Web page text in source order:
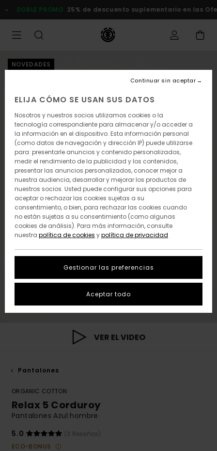
la
DOBLE PROMO 25% de descuento suplementario en las
NOVEDADES
VER EL VIDEO
Pantalones
ORGANIC COTTON
Relax 5 Corduroy
Pantalones Azul hombre
5.0
(3 Reseñas)
ECO-BONUS
ELIJA CÓMO SE USAN SUS DATOS
Nosotros y nuestros socios utilizamos cookies o la
tecnología correspondiente para almacenar y/o acceder a
la información en el dispositivo. Esta información personal
(como datos de navegación y dirección IP) puede utilizarse
para: presentarle anuncios y contenido personalizados,
medir el rendimiento de la publicidad y los contenidos,
presentar las anuncios personalizados, conocer mejor a
nuestra audiencia, desarrollar y mejorar los productos de
nuestros socios. Usted puede configurar sus opciones para
aceptar o rechazar las cookies sujetas a su
consentimiento, o bien, para rechazar las cookies cuando
no están sujetas a su consentimiento (como algunas
cookies de análisis). Para más información, consulte
nuestra política de cookies ypolítica de privacidad
Gestionar las preferencias
Continuar sin aceptar
Aceptar todo